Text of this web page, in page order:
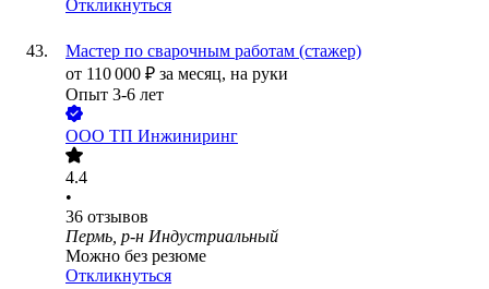
Откликнуться
Мастер по сварочным работам (стажер)
от 110 000 ₽ за месяц, на руки
Опыт 3-6 лет
ООО ТП Инжиниринг
4.4
•
36 отзывов
Пермь, р-н Индустриальный
Можно без резюме
Откликнуться